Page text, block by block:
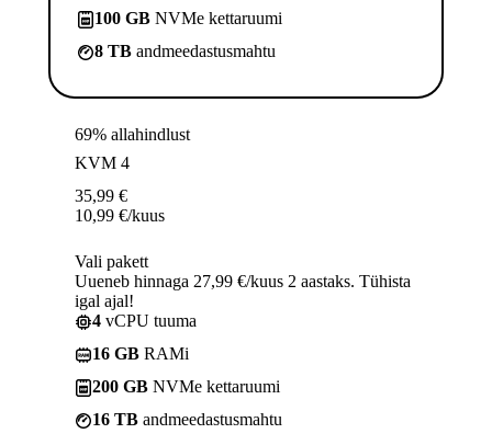
100 GB NVMe kettaruumi
8 TB andmeedastusmahtu
69% allahindlust
KVM 4
35,99 €
10,99 €/kuus
Vali pakett
Uueneb hinnaga 27,99 €/kuus 2 aastaks. Tühista
igal ajal!
4 vCPU tuuma
16 GB RAMi
200 GB NVMe kettaruumi
16 TB andmeedastusmahtu